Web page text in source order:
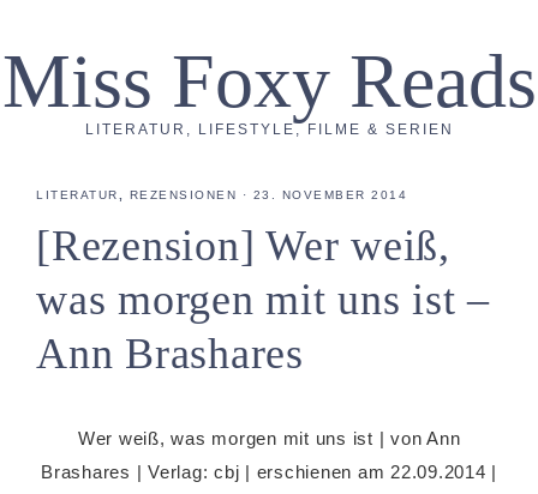
Miss Foxy Reads
LITERATUR, LIFESTYLE, FILME & SERIEN
LITERATUR REZENSIONEN · 23. NOVEMBER 2014
[Rezension] Wer weiß,
was morgen mit uns ist –
Ann Brashares
Wer weiß, was morgen mit uns ist | von Ann
Brashares | Verlag: cbj | erschienen am 22.09.2014 |